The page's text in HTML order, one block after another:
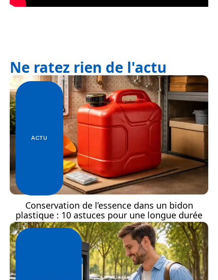
Ne ratez rien de l'actu
ACTU
Conservation de l’essence dans un bidon
plastique : 10 astuces pour une longue durée